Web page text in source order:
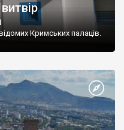
Кримських палаців.